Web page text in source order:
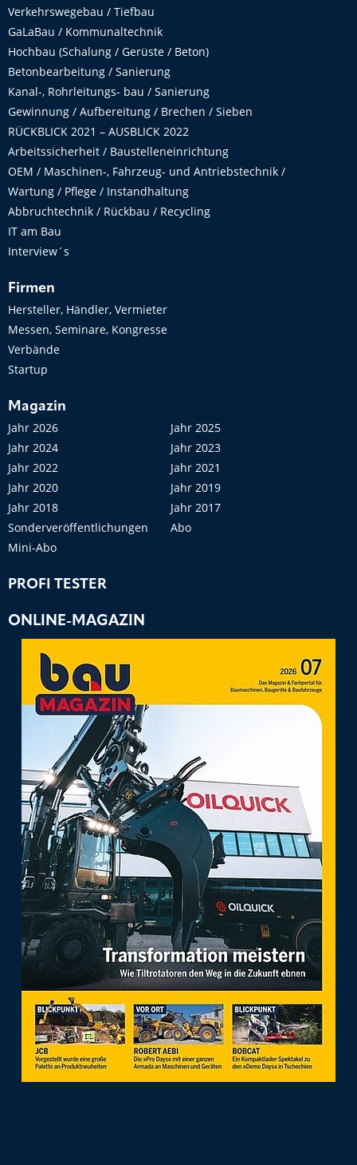
Verkehrswegebau / Tiefbau
GaLaBau / Kommunaltechnik
Hochbau (Schalung / Gerüste / Beton)
Betonbearbeitung / Sanierung
Kanal-, Rohrleitungs- bau / Sanierung
Gewinnung / Aufbereitung / Brechen / Sieben
RÜCKBLICK 2021 – AUSBLICK 2022
Arbeitssicherheit / Baustelleneinrichtung
OEM / Maschinen-, Fahrzeug- und Antriebstechnik /
Wartung / Pflege / Instandhaltung
Abbruchtechnik / Rückbau / Recycling
IT am Bau
Interview´s
Firmen
Hersteller, Händler, Vermieter
Messen, Seminare, Kongresse
Verbände
Startup
Magazin
Jahr 2026
Jahr 2025
Jahr 2024
Jahr 2023
Jahr 2022
Jahr 2021
Jahr 2020
Jahr 2019
Jahr 2018
Jahr 2017
Sonderveröffentlichungen
Abo
Mini-Abo
PROFI TESTER
ONLINE-MAGAZIN